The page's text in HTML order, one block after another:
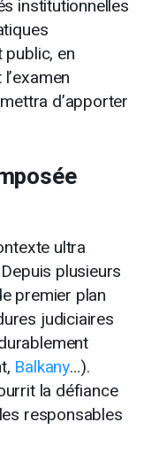
institutionnelles
public, en
d’apporter
ultra
plusieurs
premier plan
judiciaires
Balkany…).
la défiance
responsables